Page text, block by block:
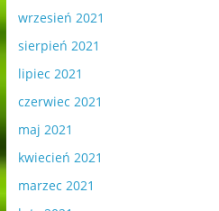
wrzesień 2021
sierpień 2021
lipiec 2021
czerwiec 2021
maj 2021
kwiecień 2021
marzec 2021